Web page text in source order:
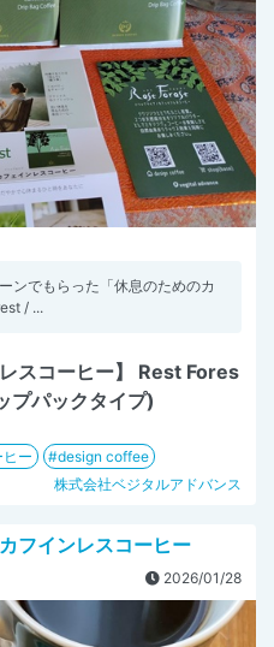
ンでもらった「休息のためのカ
/ ...
スコーヒー】 Rest Fores
プパックタイプ)
ー
design coffee
株式会社ベジタルアドバンス
フインレスコーヒー
2026/01/28